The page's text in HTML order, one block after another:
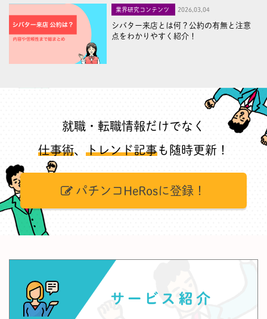
業界研究コンテンツ 2026,03,04
シバター来店とは何？公約の有無と注意
点をわかりやすく紹介！
就職・転職情報だけでなく
仕事術、 トレンド記事も随時更新！
パチンコHeRosに登録！